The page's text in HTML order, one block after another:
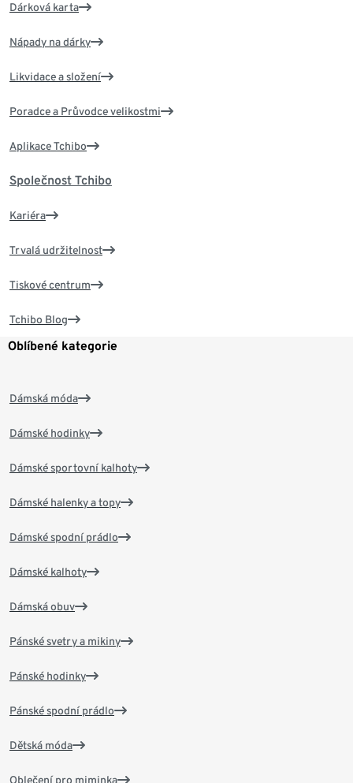
Dárková karta
Nápady na dárky
Likvidace a složení
Poradce a Průvodce velikostmi
Aplikace Tchibo
Společnost Tchibo
Kariéra
Trvalá udržitelnost
Tiskové centrum
Tchibo Blog
Oblíbené kategorie
Dámská móda
Dámské hodinky
Dámské sportovní kalhoty
Dámské halenky a topy
Dámské spodní prádlo
Dámské kalhoty
Dámská obuv
Pánské svetry a mikiny
Pánské hodinky
Pánské spodní prádlo
Dětská móda
Oblečení pro miminka